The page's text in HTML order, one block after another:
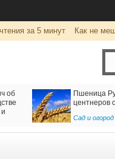
за 5 минут Как не
об
Пшеница
центнеров
Сад и огород